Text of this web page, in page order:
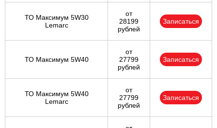
ТО Максимум 5W30
Lemarc
от
28199
рублей
Записаться
ТО Максимум 5W40
от
27799
рублей
Записаться
ТО Максимум 5W40
Lemarc
от
27799
рублей
Записаться